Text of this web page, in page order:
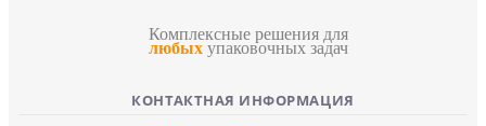
Комплексные решения для
любых упаковочных задач
КОНТАКТНАЯ ИНФОРМАЦИЯ